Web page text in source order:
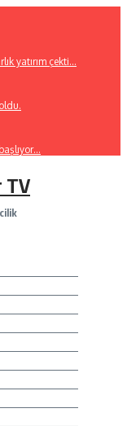
yatırım çekti…
TV